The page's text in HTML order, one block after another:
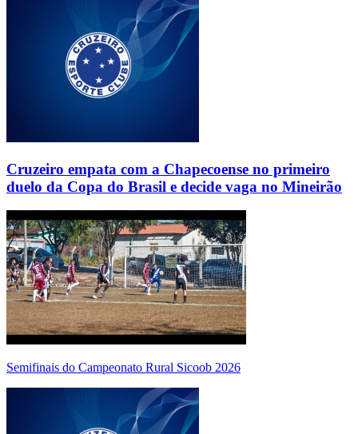
Cruzeiro empata com a Chapecoense no primeiro
duelo da Copa do Brasil e decide vaga no Mineirão
Semifinais do Campeonato Rural Sicoob 2026